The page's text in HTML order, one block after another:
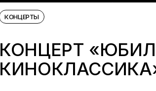
КОНЦЕРТЫ
КОНЦЕРТ